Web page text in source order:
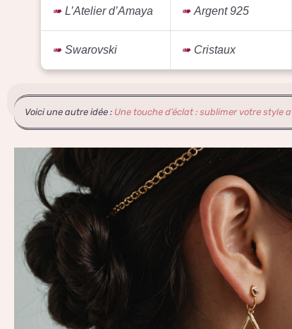
L’Atelier d’Amaya Argent 925
Swarovski Cristaux
Voici une autre idée : Une touche d’éclat : sublimer votre style